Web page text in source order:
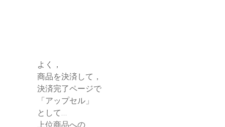
よく，
商品を決済して，
決済完了ページで
「アップセル」
として…
上位商品への